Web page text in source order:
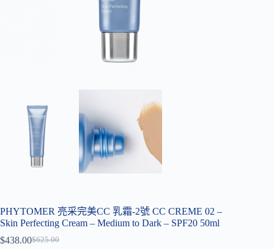
PHYTOMER 亮采完美CC 乳霜-2號 CC CREME 02 –
Skin Perfecting Cream – Medium to Dark – SPF20 50ml
$625.00
$438.00